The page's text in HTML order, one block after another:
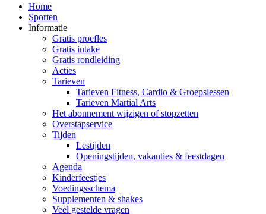
Home
Sporten
Informatie
Gratis proefles
Gratis intake
Gratis rondleiding
Acties
Tarieven
Tarieven Fitness, Cardio & Groepslessen
Tarieven Martial Arts
Het abonnement wijzigen of stopzetten
Overstapservice
Tijden
Lestijden
Openingstijden, vakanties & feestdagen
Agenda
Kinderfeestjes
Voedingsschema
Supplementen & shakes
Veel gestelde vragen